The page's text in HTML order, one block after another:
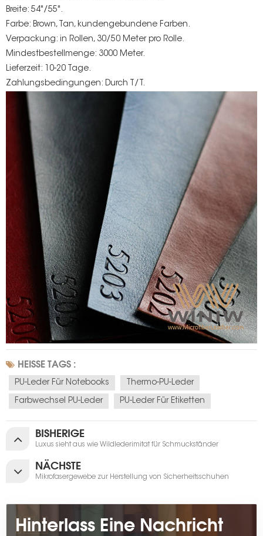
Breite: 54"/55".
Farbe: Brown, Tan, kundengebundene Farben.
Verpackung: in Rollen, 30/50 Meter pro Rolle.
Mindestbestellmenge: 3000 Meter.
Lieferzeit: 10-20 Tage.
Zahlungsbedingungen: Durch T/T.
HEISSE TAGS :
PU-Leder Für Notebooks Thermo-PU-Leder
Farbwechsel PU-Leder PU-Leder Für Etiketten
BISHERIGE
Luxus sieht aus wie Wildlederimitat für Schmuckständer
NÄCHSTE
Mikrofasergewebe zur Herstellung von Sicherheitsschuhen
Hinterlass Eine Nachricht